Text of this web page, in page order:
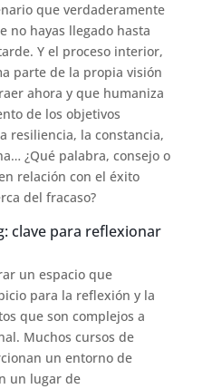
que verdaderamente
no hayas llegado hasta
Y el proceso interior,
parte de la propia visión
ahora y que humaniza
de los objetivos
resiliencia, la constancia,
¿Qué palabra, consejo o
relación con el éxito
del fracaso?
clave para reflexionar
un espacio que
para la reflexión y la
que son complejos a
Muchos cursos de
un entorno de
un lugar de